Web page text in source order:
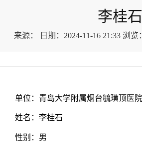
李桂石
来源： 日期：2024-11-16 21:33 浏览
单位 ： 青岛大学附属烟台毓璜顶医院
姓名： 李桂石
性别： 男